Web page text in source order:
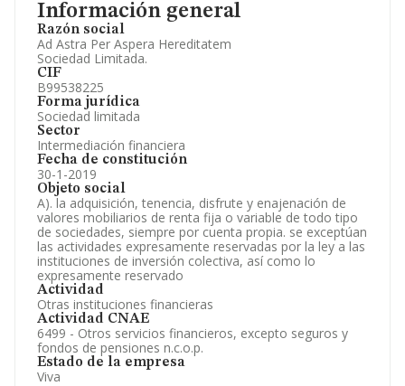
Información general
Razón social
Ad Astra Per Aspera Hereditatem
Sociedad Limitada.
CIF
B99538225
Forma jurídica
Sociedad limitada
Sector
Intermediación financiera
Fecha de constitución
30-1-2019
Objeto social
A). la adquisición, tenencia, disfrute y enajenación de
valores mobiliarios de renta fija o variable de todo tipo
de sociedades, siempre por cuenta propia. se exceptúan
las actividades expresamente reservadas por la ley a las
instituciones de inversión colectiva, así como lo
expresamente reservado
Actividad
Otras instituciones financieras
Actividad CNAE
6499 - Otros servicios financieros, excepto seguros y
fondos de pensiones n.c.o.p.
Estado de la empresa
Viva
Artículos de prensa publicados sobre la empresa.
Información oficial y registral complementaria.